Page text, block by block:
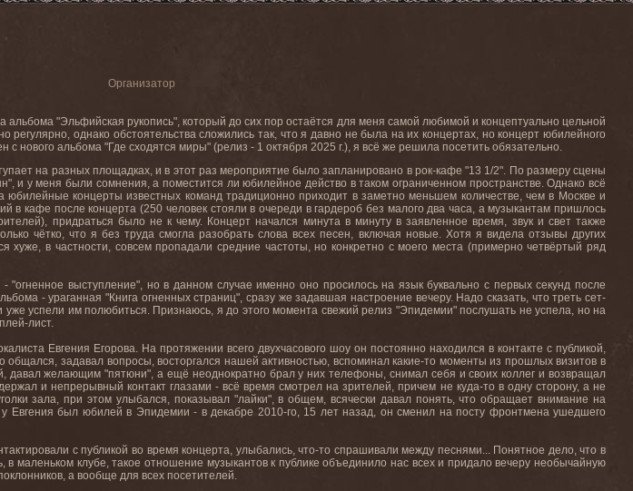
Организатор
"Эльфийская рукопись", который до сих пор остаётся для меня самой любимой и концептуально цельной
однако обстоятельства сложились так, что я давно не была на их концертах, но концерт юбилейного
нового альбома "Где сходятся миры" (релиз - 1 октября 2025 г.), я всё же решила посетить обязательно.
на разных площадках, и в этот раз мероприятие было запланировано в рок-кафе "13 1/2". По размеру сцены
и у меня были сомнения, а поместится ли юбилейное действо в таком ограниченном пространстве. Однако всё
юбилейные концерты известных команд традиционно приходит в заметно меньшем количестве, чем в Москве и
в кафе после концерта (250 человек стояли в очереди в гардероб без малого два часа, а музыкантам пришлось
придраться было не к чему. Концерт начался минута в минуту в заявленное время, звук и свет также
чётко, что я без труда смогла разобрать слова всех песен, включая новые. Хотя я видела отзывы других
хуже, в частности, совсем пропадали средние частоты, но конкретно с моего места (примерно четвёртый ряд
выступление", но в данном случае именно оно просилось на язык буквально с первых секунд после
- ураганная "Книга огненных страниц", сразу же задавшая настроение вечеру. Надо сказать, что треть сет-
уже успели им полюбиться. Признаюсь, я до этого момента свежий релиз "Эпидемии" послушать не успела, но на
лист.
Евгения Егорова. На протяжении всего двухчасового шоу он постоянно находился в контакте с публикой,
задавал вопросы, восторгался нашей активностью, вспоминал какие-то моменты из прошлых визитов в
давал желающим "пятюни", а ещё неоднократно брал у них телефоны, снимал себя и своих коллег и возвращал
и непрерывный контакт глазами - всё время смотрел на зрителей, причем не куда-то в одну сторону, а не
зала, при этом улыбался, показывал "лайки", в общем, всячески давал понять, что обращает внимание на
у Евгения был юбилей в Эпидемии - в декабре 2010-го, 15 лет назад, он сменил на посту фронтмена ушедшего
с публикой во время концерта, улыбались, что-то спрашивали между песнями... Понятное дело, что в
маленьком клубе, такое отношение музыкантов к публике объединило нас всех и придало вечеру необычайную
а вообще для всех посетителей.